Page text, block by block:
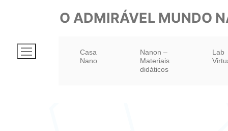
conteúdo
O ADMIRÁVEL MUNDO
Casa
Nano
Nanon –
Materiais
didáticos
Lab